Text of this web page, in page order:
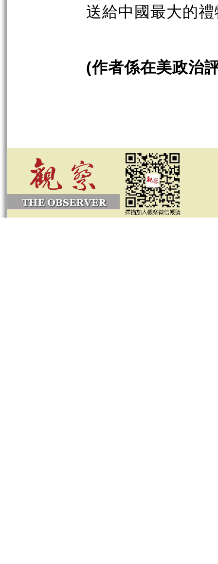
送給中國最大的
(作者係在美政治